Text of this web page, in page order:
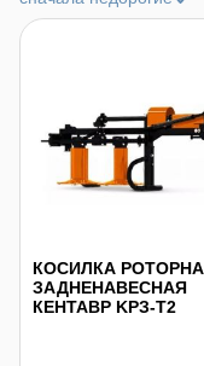
КОСИЛКА
ЗАДНЕНАВЕСНАЯ
КЕНТАВР KРЗ-Т2